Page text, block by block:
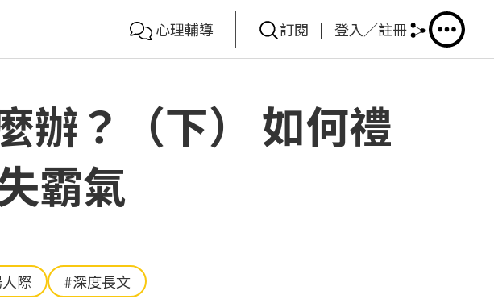
心理輔導 訂閱 | 登入／註冊
辦？（下） 如何禮
霸氣
際 #深度長文